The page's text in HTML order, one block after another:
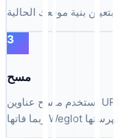
3
مسح
استخدم ماسح عناوين URL المفقودة لدينا للعثور على الصفحات التي